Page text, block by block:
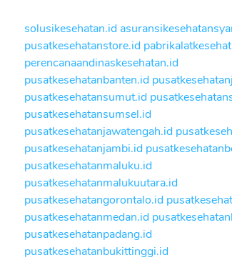
solusikesehatan.id
pusatkesehatanstore.id
perencanaandinaskesehatan.id
pusatkesehatanbanten.id
pusatkesehatansumut.id
pusatkesehatansumsel.id
pusatkesehatanjawatengah.id
pusatkesehatanjambi.id
pusatkesehatanmaluku.id
pusatkesehatanmalukuutara.id
pusatkesehatangorontalo.id
pusatkesehatanmedan.id
pusatkesehatanpadang.id
pusatkesehatanbukittinggi.id